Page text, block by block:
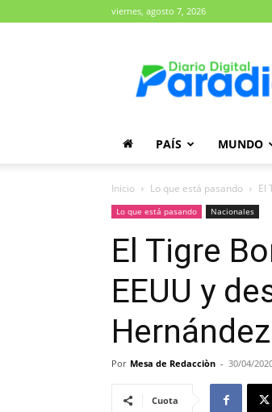
viernes, agosto 7, 2026
PAÍS MUNDO
Inicio Lo que está pasando El
Lo que está pasando Nacionales
El Tigre
EEUU y
Hernández
Por Mesa de Redacciòn - 30/04/
Cuota